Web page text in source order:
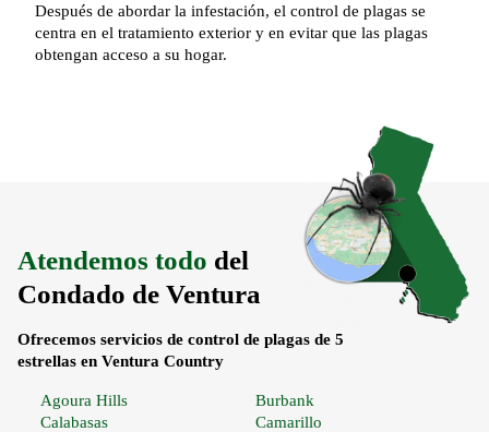
Después de abordar la infestación, el control de plagas se
centra en el tratamiento exterior y en evitar que las plagas
obtengan acceso a su hogar.
Atendemos todo del
Condado de Ventura
Ofrecemos servicios de control de plagas de 5
estrellas en Ventura Country
Agoura Hills
Burbank
Calabasas
Camarillo